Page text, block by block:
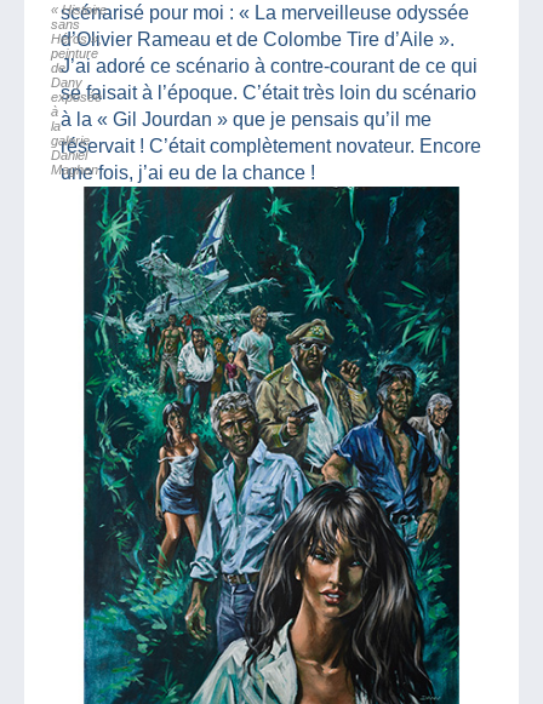
scénarisé pour moi : « La merveilleuse odyssée
d’Olivier Rameau et de Colombe Tire d’Aile ».
J’ai adoré ce scénario à contre-courant de ce qui
se faisait à l’époque. C’était très loin du scénario
à la « Gil Jourdan » que je pensais qu’il me
réservait ! C’était complètement novateur. Encore
une fois, j’ai eu de la chance !
« Histoire
sans
Héros »,
peinture
de
Dany
exposée
à
la
galerie
Daniel
Maghen